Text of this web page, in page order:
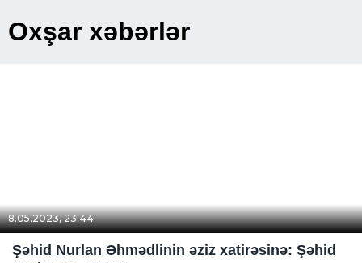
Oxşar xəbərlər
8.05.2023, 23:44
Şəhid Nurlan Əhmədlinin əziz xatirəsinə: Şəhid